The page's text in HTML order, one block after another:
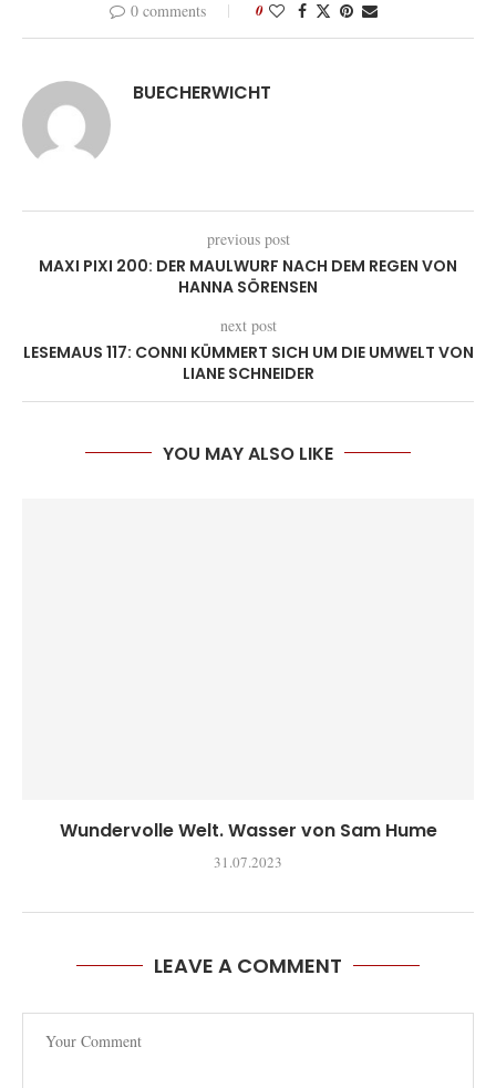
0 comments 0
BUECHERWICHT
previous post
MAXI PIXI 200: DER MAULWURF NACH DEM REGEN VON
HANNA SÖRENSEN
next post
LESEMAUS 117: CONNI KÜMMERT SICH UM DIE UMWELT VON
LIANE SCHNEIDER
YOU MAY ALSO LIKE
Wundervolle Welt. Wasser von Sam Hume
31.07.2023
LEAVE A COMMENT